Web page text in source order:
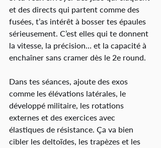
et des directs qui partent comme des
fusées, t’as intérêt à bosser tes épaules
sérieusement. C’est elles qui te donnent
la vitesse, la précision… et la capacité à
enchaîner sans cramer dès le 2e round.
Dans tes séances, ajoute des exos
comme les élévations latérales, le
développé militaire, les rotations
externes et des exercices avec
élastiques de résistance. Ça va bien
cibler les deltoïdes, les trapèzes et les